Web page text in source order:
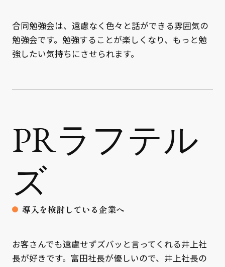
合同勉強会は、遠慮なく色々と話ができる雰囲気の
勉強会です。勉強することが楽しくなり、もっと勉
強したい気持ちにさせられます。
PRラフテル
ズ
導入を検討している企業へ
お客さんでも遠慮せずズバッと言ってくれる井上社
長が好きです。富田社長が優しいので、井上社長の